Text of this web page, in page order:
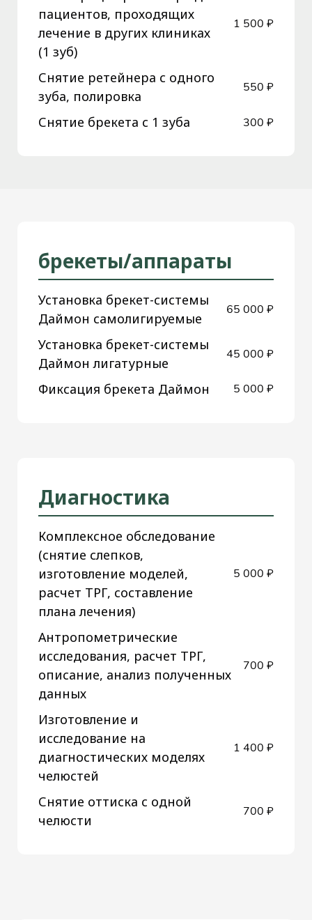
пациентов, проходящих
лечение в других клиниках
(1 зуб)
1 500 ₽
Снятие ретейнера с одного
зуба, полировка
550 ₽
Снятие брекета с 1 зуба 300 ₽
брекеты/аппараты
Установка брекет-системы
Даймон самолигируемые
65 000 ₽
Установка брекет-системы
Даймон лигатурные
45 000 ₽
Фиксация брекета Даймон 5 000 ₽
Диагностика
Комплексное обследование
(снятие слепков,
изготовление моделей,
расчет ТРГ, составление
плана лечения)
5 000 ₽
Антропометрические
исследования, расчет ТРГ,
описание, анализ полученных
данных
700 ₽
Изготовление и
исследование на
диагностических моделях
челюстей
1 400 ₽
Снятие оттиска с одной
челюсти
700 ₽